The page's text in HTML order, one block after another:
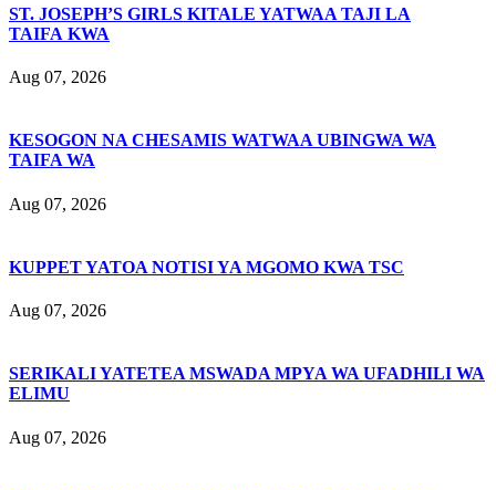
ST. JOSEPH’S GIRLS KITALE YATWAA TAJI LA
TAIFA KWA
Aug 07, 2026
KESOGON NA CHESAMIS WATWAA UBINGWA WA
TAIFA WA
Aug 07, 2026
KUPPET YATOA NOTISI YA MGOMO KWA TSC
Aug 07, 2026
SERIKALI YATETEA MSWADA MPYA WA UFADHILI WA
ELIMU
Aug 07, 2026